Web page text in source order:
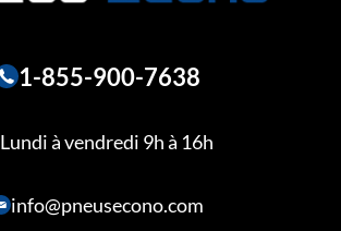
1-855-900-7638
Lundi à vendredi 9h à 16h
info@pneusecono.com